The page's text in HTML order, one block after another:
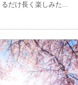
だけ長く楽しみた...